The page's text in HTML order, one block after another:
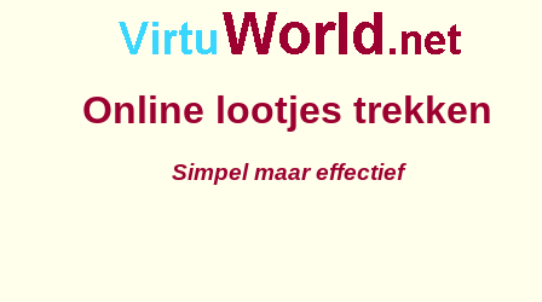
Online lootjes trekken
Simpel maar effectief